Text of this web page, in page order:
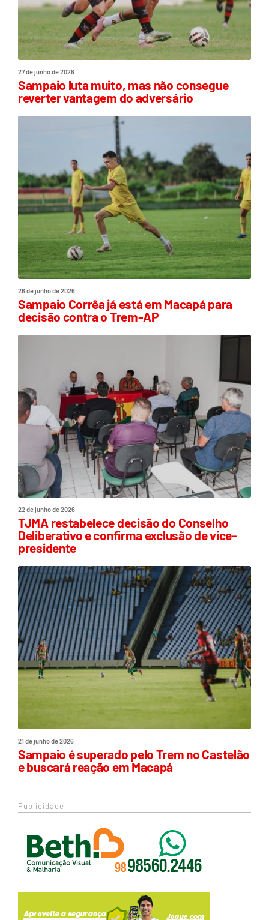
27 de junho de 2026
Sampaio luta muito, mas não consegue
reverter vantagem do adversário
26 de junho de 2026
Sampaio Corrêa já está em Macapá para
decisão contra o Trem-AP
22 de junho de 2026
TJMA restabelece decisão do Conselho
Deliberativo e confirma exclusão de vice-
presidente
21 de junho de 2026
Sampaio é superado pelo Trem no Castelão
e buscará reação em Macapá
Publicidade